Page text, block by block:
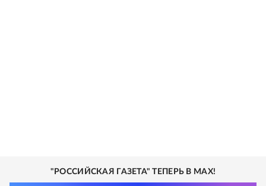
"РОССИЙСКАЯ ГАЗЕТА" ТЕПЕРЬ В MAX!